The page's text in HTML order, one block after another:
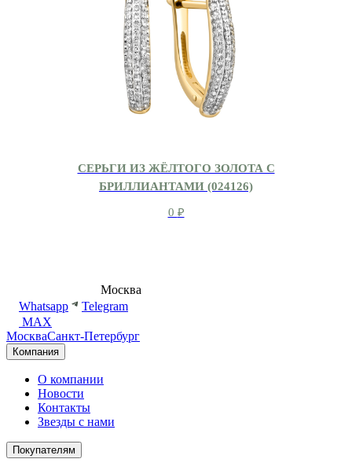
СЕРЬГИ ИЗ ЖЁЛТОГО ЗОЛОТА С
БРИЛЛИАНТАМИ (024126)
0 ₽
Москва
Whatsapp
Telegram
MAX
МоскваСанкт-Петербург
Компания
О компании
Новости
Контакты
Звезды с нами
Покупателям